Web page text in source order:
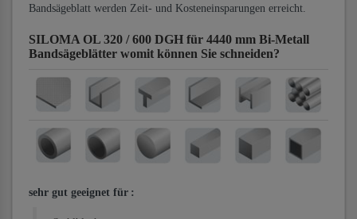
Bandsägeblatt werden Zeit- und Kosteneinsparungen erreicht.
SILOMA OL 320 / 600 DGH für 4440 mm Bi-Metall
Bandsägeblätter womit können Sie schneiden?
sehr gut geeignet für :